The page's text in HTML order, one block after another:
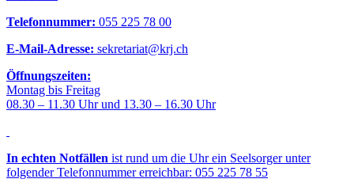
Telefonnummer: 055 225 78 00
E-Mail-Adresse: sekretariat@krj.ch
Öffnungszeiten:
Montag bis Freitag
08.30 – 11.30 Uhr und 13.30 – 16.30 Uhr
In echten Notfällen ist rund um die Uhr ein Seelsorger unter
folgender Telefonnummer erreichbar: 055 225 78 55